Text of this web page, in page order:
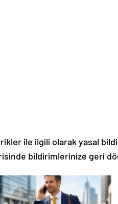
ile ilgili olarak yasal
bildirimlerinize geri